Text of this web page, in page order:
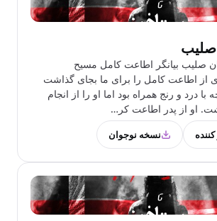
صلیب بیانگر اطاعت کامل مسیح
اطاعت کامل را برای ما بجای گذاشت
درد و رنج همراه بود اما او را از انجام
او از پدر اطاعت کر…
نسخه نوجوان